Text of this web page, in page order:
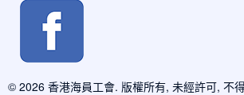
© 2026 香港海員工會. 版權所有, 未經許可, 不